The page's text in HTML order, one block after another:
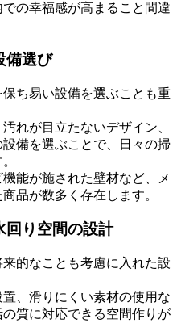
の幸福感が高まること間違
備選び
ち易い設備を選ぶことも重
れが目立たないデザイン、
備を選ぶことで、日々の掃
能が施された壁材など、メ
品が数多く存在します。
回り空間の設計
的なことも考慮に入れた設
、滑りにくい素材の使用な
質に対応できる空間作りが